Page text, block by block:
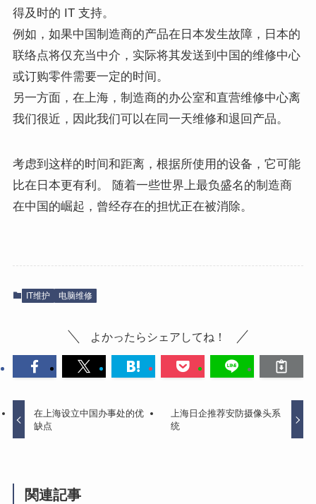
得及时的 IT 支持。
例如，如果中国制造商的产品在日本发生故障，日本的
联络点将仅充当中介，实际将其发送到中国的维修中心
或订购零件需要一定的时间。
另一方面，在上海，制造商的办公室和直营维修中心离
我们很近，因此我们可以在同一天维修和退回产品。
考虑到这样的时间和距离，根据所使用的设备，它可能
比在日本更有利。 随着一些世界上最负盛名的制造商
在中国的崛起，曾经存在的担忧正在被消除。
IT维护 电脑维修
よかったらシェアしてね！
在上海设立中国办事处的优
缺点
上海日企推荐安防摄像头系
统
関連記事